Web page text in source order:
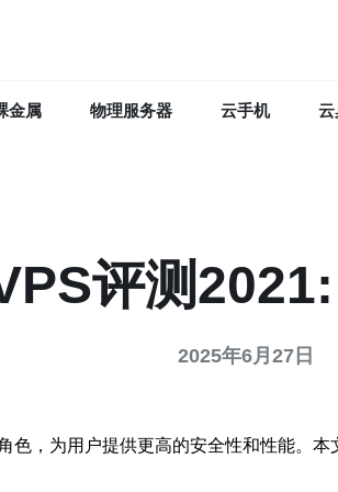
金属 物理服务器 云手机 云
评测
2025年6月27日
，为用户提供更高的安全性和性能。